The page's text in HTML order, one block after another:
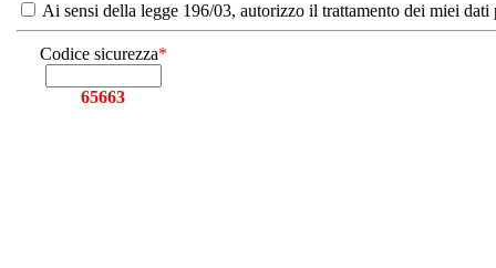
Ai sensi della legge 196/03, autorizzo il trattamento dei miei
Codice sicurezza*
65663